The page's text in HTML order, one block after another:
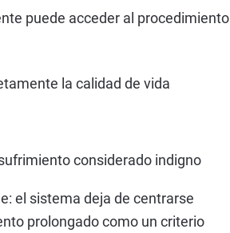
puede acceder al procedimiento
la calidad de vida
considerado indigno
el sistema deja de centrarse
prolongado como un criterio